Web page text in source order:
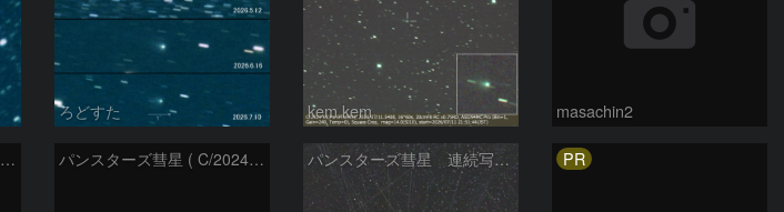
ろどすた kem.kem masachin2
パンスターズ彗星 ( C/2024R4 )：2026/06/28 パンスターズ彗星 ( C/2024G4 )の予報位置：2026/06/23 パンスターズ彗星 連続写真 再処理 PR